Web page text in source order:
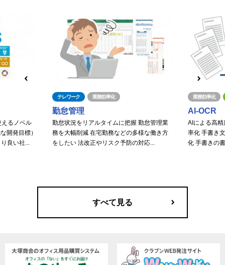
るノベル
開発目標）
良い社...
勤怠管理
テレワーク 業務効率化
勤怠状況をリアルタイムに把握 勤怠管理業
務を大幅削減 在宅勤務などの多様な働き方
をしたい 法改正やリスク予防の対応...
AI-OCR
業務効率化
AIによる高
率化 手書き
化 手書きの
すべて見る